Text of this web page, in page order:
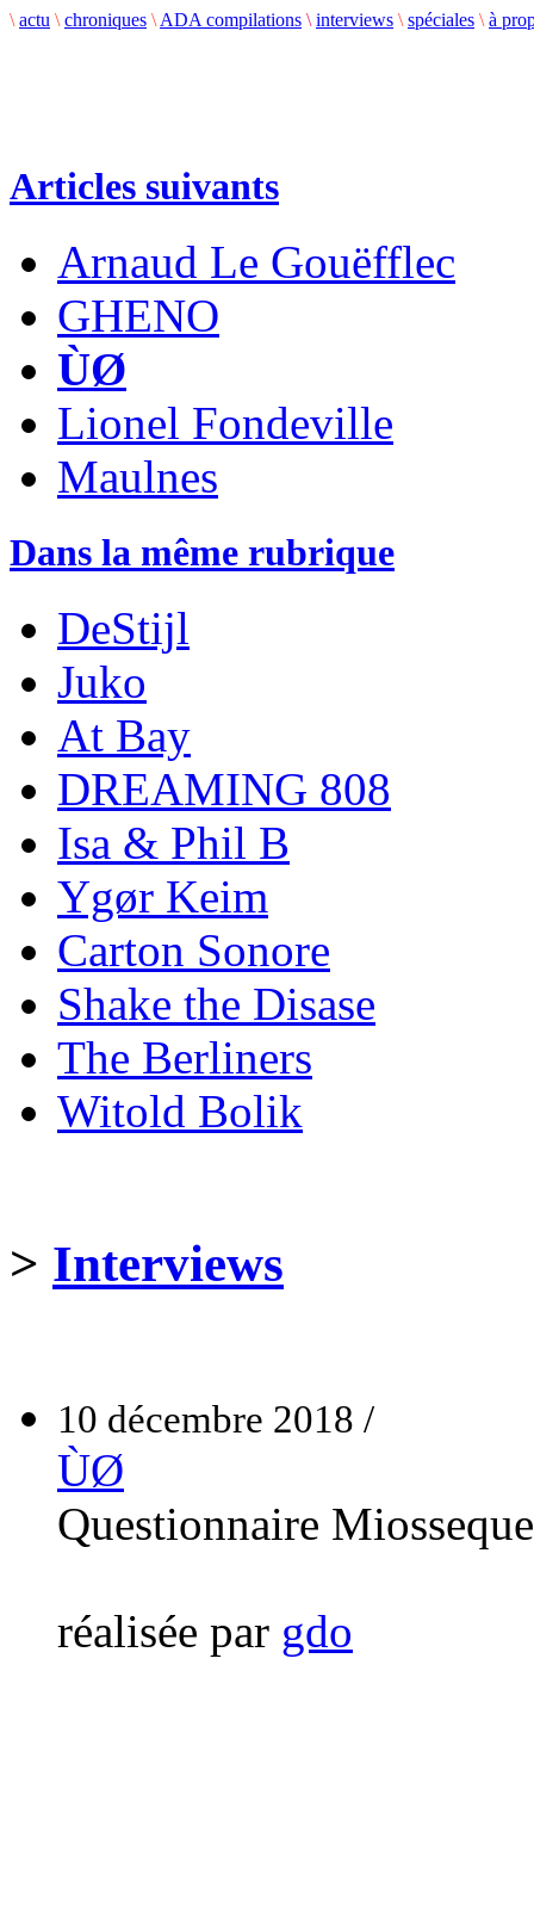
\ actu \ chroniques \ ADA compilations \ interviews \ spéciales \ à
Articles suivants
Arnaud Le Gouëfflec
GHENO
ÙØ
Lionel Fondeville
Maulnes
Dans la même rubrique
DeStijl
Juko
At Bay
DREAMING 808
Isa & Phil B
Ygør Keim
Carton Sonore
Shake the Disase
The Berliners
Witold Bolik
> Interviews
10 décembre 2018 /
ÙØ
Questionnaire
réalisée par gdo